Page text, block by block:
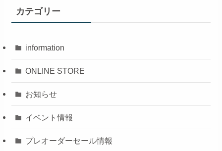
カテゴリー
information
ONLINE STORE
お知らせ
イベント情報
プレオーダーセール情報